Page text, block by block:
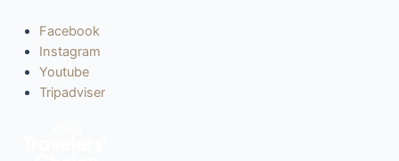
Facebook
Instagram
Youtube
Tripadviser